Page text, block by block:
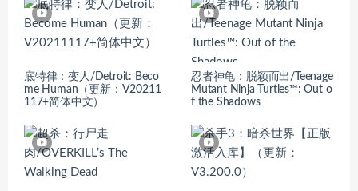
底特律：变人/Detroit: Beco
me Human（更新：V20211
117+简体中文）
忍者神龟：脱颖而出/Teenage
Mutant Ninja Turtles™: Out o
f the Shadows